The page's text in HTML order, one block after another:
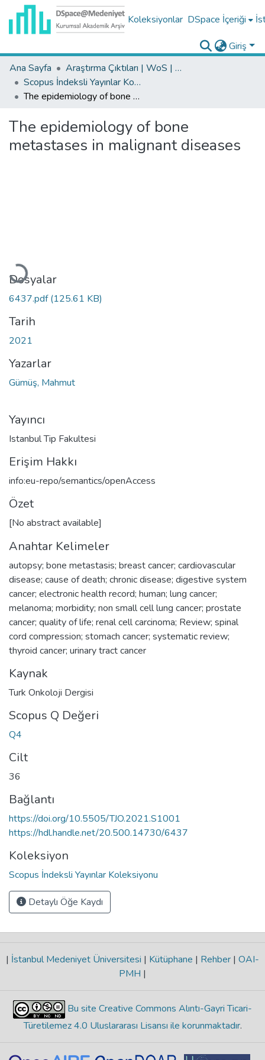
Koleksiyonlar DSpace İçeriği
Giriş
Ana Sayfa
Araştırma Çıktıları | WoS | Scopus | TR-Dizin | PubMed
Scopus İndeksli Yayınlar Koleksiyonu
The epidemiology of bone metastases in malignant diseases
The epidemiology of bone
metastases in malignant diseases
Yükleniyor...
Dosyalar
6437.pdf(125.61 KB)
Tarih
2021
Yazarlar
Gümüş, Mahmut
Yayıncı
Istanbul Tip Fakultesi
Erişim Hakkı
info:eu-repo/semantics/openAccess
Özet
[No abstract available]
Anahtar Kelimeler
autopsy; bone metastasis; breast cancer; cardiovascular
disease; cause of death; chronic disease; digestive system
cancer; electronic health record; human; lung cancer;
melanoma; morbidity; non small cell lung cancer; prostate
cancer; quality of life; renal cell carcinoma; Review; spinal
cord compression; stomach cancer; systematic review;
thyroid cancer; urinary tract cancer
Kaynak
Turk Onkoloji Dergisi
Scopus Q Değeri
Q4
Cilt
36
Bağlantı
https://doi.org/10.5505/TJO.2021.S1001
https://hdl.handle.net/20.500.14730/6437
Koleksiyon
Scopus İndeksli Yayınlar Koleksiyonu
Detaylı Öğe Kaydı
| İstanbul Medeniyet Üniversitesi | Kütüphane | Rehber | OAI-
PMH |
Bu site Creative Commons Alıntı-Gayri Ticari-
Türetilemez 4.0 Uluslararası Lisansı ile korunmaktadır.